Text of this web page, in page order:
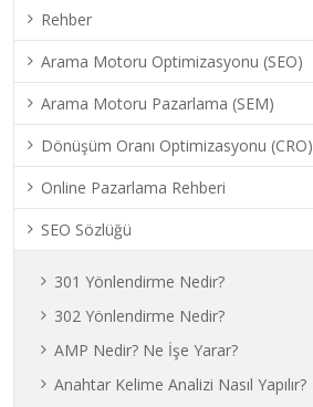
Rehber
Arama Motoru Optimizasyonu (SEO)
Arama Motoru Pazarlama (SEM)
Dönüşüm Oranı Optimizasyonu (CRO)
Online Pazarlama Rehberi
SEO Sözlüğü
301 Yönlendirme Nedir?
302 Yönlendirme Nedir?
AMP Nedir? Ne İşe Yarar?
Anahtar Kelime Analizi Nasıl Yapılır?